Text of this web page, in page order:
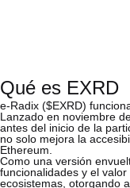
Qué es EXRD
e-Radix ($EXRD)
Lanzado en noviembre
antes del inicio de la
no solo mejora la
Ethereum.
Como una versión
funcionalidades y el
ecosistemas, otorgando